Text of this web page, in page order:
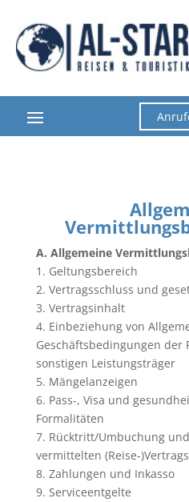
A. Allgemeine
1. Geltungsbereich
2. Vertragsschluss und
3. Vertragsinhalt
4. Einbeziehung von
Geschäftsbedingungen der
sonstigen Leistungsträger
5. Mängelanzeigen
6. Pass-, Visa und
Formalitäten
7. Rücktritt/Umbuchung
vermittelten (Reise-)Vertrags
8. Zahlungen und Inkasso
9. Serviceentgelte